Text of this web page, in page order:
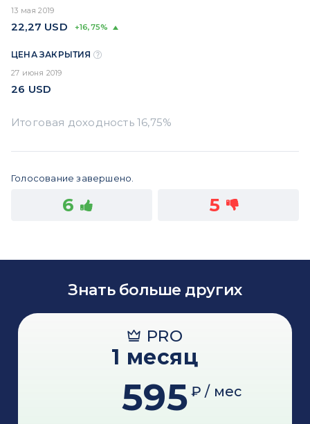
13 мая 2019
22,27 USD +16,75%
ЦЕНА ЗАКРЫТИЯ
27 июня 2019
26 USD
Голосование завершено.
6 5
Знать больше других
PRO
1 месяц
595 ₽ / мес